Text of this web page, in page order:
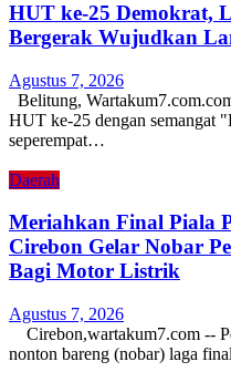
HUT ke-25 Demokrat,
Bergerak Wujudkan
Agustus 7, 2026
Belitung,
HUT ke-25 dengan semangat
seperempat…
Daerah
Meriahkan Final Piala
Cirebon Gelar Nobar
Bagi Motor Listrik
Agustus 7, 2026
Cirebon,wartakum7.com --
nonton bareng (nobar) laga